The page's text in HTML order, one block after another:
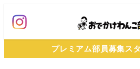
ン
プレミアム部員募集ス